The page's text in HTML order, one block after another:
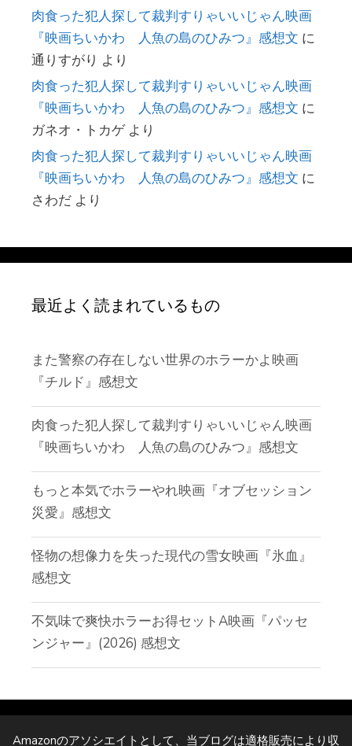
肉食った犯人探して裁判すりゃいいじゃん映画
『映画ちいかわ 人魚の島のひみつ』感想文 に
通りすがり より
肉食った犯人探して裁判すりゃいいじゃん映画
『映画ちいかわ 人魚の島のひみつ』感想文 に
ガネオ・トカゲより
肉食った犯人探して裁判すりゃいいじゃん映画
『映画ちいかわ 人魚の島のひみつ』感想文 に
さわだ より
最近よく読まれているもの
また警察の存在しない世界のホラーかよ映画
『チルド』感想文
肉食った犯人探して裁判すりゃいいじゃん映画
『映画ちいかわ 人魚の島のひみつ』感想文
もっと本気でホラーやれ映画『オブセッション
災愛』感想文
怪物の想像力を失った現代の雪女映画『氷血』
感想文
不気味で爽快ホラーお得セットA映画『パッセ
ンジャー』(2026) 感想文
Amazonのアソシエイトとして、当ブログは適格販売により収